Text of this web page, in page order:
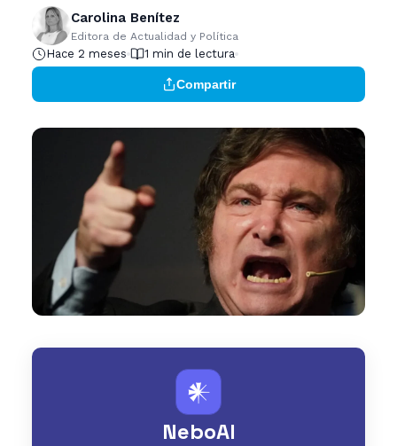
Carolina Benítez
Editora de Actualidad y Política
Hace 2 meses 1 min de lectura
Compartir
𒀭
NeboAI